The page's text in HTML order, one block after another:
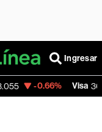
Ingresar
Visa 368.54 -